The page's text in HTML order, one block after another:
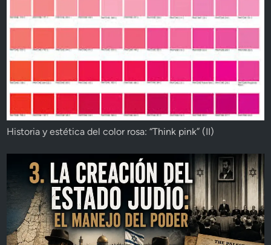
Historia y estética del color rosa: “Think pink” (II)